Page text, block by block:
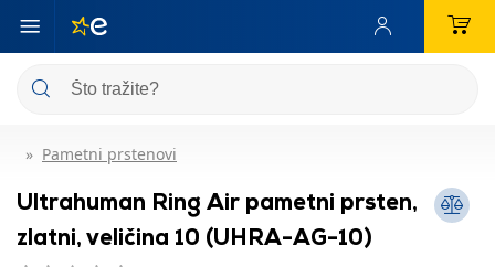
Pametni prstenovi
Ultrahuman Ring Air pametni prsten,
zlatni, veličina 10 (UHRA-AG-10)